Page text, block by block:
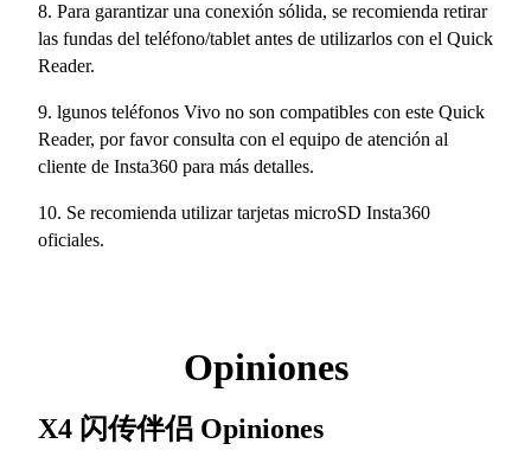
8. Para garantizar una conexión sólida, se recomienda retirar
las fundas del teléfono/tablet antes de utilizarlos con el Quick
Reader.
9. lgunos teléfonos Vivo no son compatibles con este Quick
Reader, por favor consulta con el equipo de atención al
cliente de Insta360 para más detalles.
10. Se recomienda utilizar tarjetas microSD Insta360
oficiales.
Opiniones
X4 闪传伴侣 Opiniones